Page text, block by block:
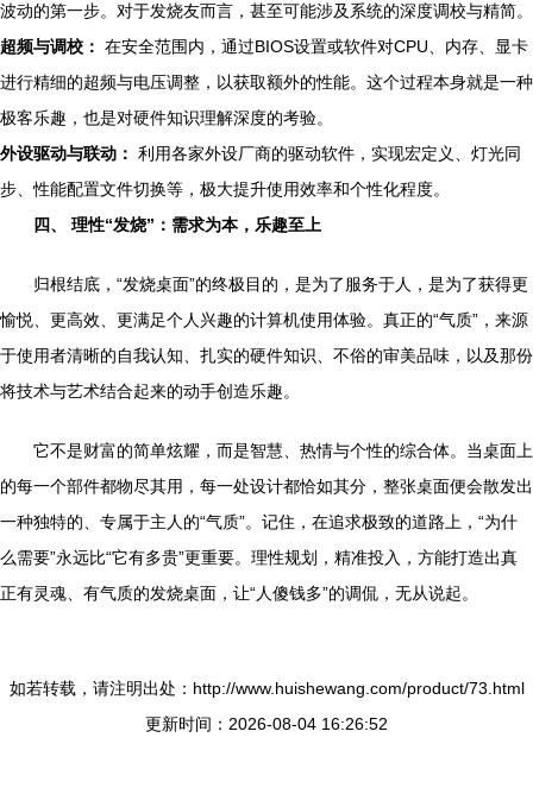
波动的第一步。对于发烧友而言，甚至可能涉及系统的深度调校与精简。
超频与调校： 在安全范围内，通过BIOS设置或软件对CPU、内存、显卡
进行精细的超频与电压调整，以获取额外的性能。这个过程本身就是一种
极客乐趣，也是对硬件知识理解深度的考验。
外设驱动与联动： 利用各家外设厂商的驱动软件，实现宏定义、灯光同
步、性能配置文件切换等，极大提升使用效率和个性化程度。
四、 理性“发烧”：需求为本，乐趣至上
归根结底，“发烧桌面”的终极目的，是为了服务于人，是为了获得更
愉悦、更高效、更满足个人兴趣的计算机使用体验。真正的“气质”，来源
于使用者清晰的自我认知、扎实的硬件知识、不俗的审美品味，以及那份
将技术与艺术结合起来的动手创造乐趣。
它不是财富的简单炫耀，而是智慧、热情与个性的综合体。当桌面上
的每一个部件都物尽其用，每一处设计都恰如其分，整张桌面便会散发出
一种独特的、专属于主人的“气质”。记住，在追求极致的道路上，“为什
么需要”永远比“它有多贵”更重要。理性规划，精准投入，方能打造出真
正有灵魂、有气质的发烧桌面，让“人傻钱多”的调侃，无从说起。
如若转载，请注明出处：http://www.huishewang.com/product/73.html
更新时间：2026-08-04 16:26:52